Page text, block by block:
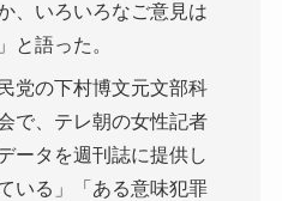
、いろいろなご意見は
と語った。
党の下村博文元文部科
で、テレ朝の女性記者
ータを週刊誌に提供し
いる」「ある意味犯罪